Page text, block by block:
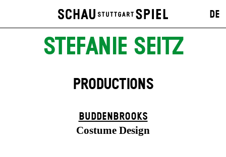
DE
STEFANIE SEITZ
PRODUCTIONS
BUDDENBROOKS
Costume Design